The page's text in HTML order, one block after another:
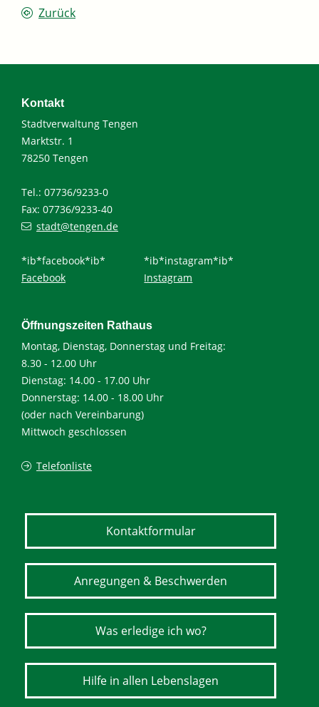
Zurück
Kontakt
Stadtverwaltung Tengen
Marktstr. 1
78250 Tengen
Tel.: 07736/9233-0
Fax: 07736/9233-40
stadt@tengen.de
*ib*facebook*ib*
Facebook
*ib*instagram*ib*
Instagram
Öffnungszeiten Rathaus
Montag, Dienstag, Donnerstag und Freitag:
8.30 - 12.00 Uhr
Dienstag: 14.00 - 17.00 Uhr
Donnerstag: 14.00 - 18.00 Uhr
(oder nach Vereinbarung)
Mittwoch geschlossen
Telefonliste
Kontaktformular
Anregungen & Beschwerden
Was erledige ich wo?
Hilfe in allen Lebenslagen